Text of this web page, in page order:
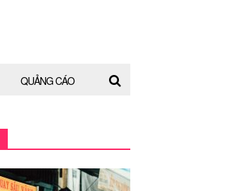
QUẢNG CÁO